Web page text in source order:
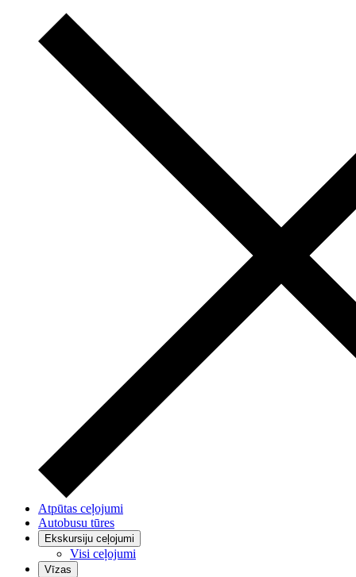
Atpūtas ceļojumi
Autobusu tūres
Ekskursiju ceļojumi
Visi ceļojumi
Vīzas